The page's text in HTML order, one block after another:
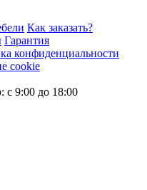
Как заказать?
Гарантия
конфиденциальности
cookie
с 9:00 до 18:00